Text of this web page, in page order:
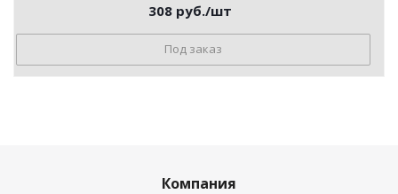
308 руб./шт
Под заказ
Компания